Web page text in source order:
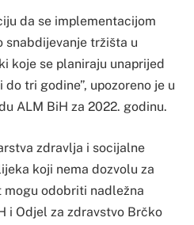
da se implementacijom
snabdijevanje tržišta u
koje se planiraju unaprijed
tri godine”, upozoreno je u
ALM BiH za 2022. godinu.
zdravlja i socijalne
koji nema dozvolu za
odobriti nadležna
i Odjel za zdravstvo Brčko